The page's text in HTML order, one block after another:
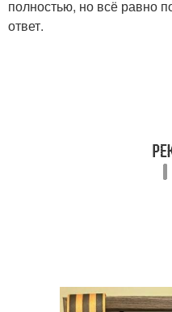
полностью, но всё равно
ответ.